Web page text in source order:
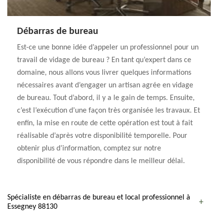
Débarras de bureau
Est-ce une bonne idée d’appeler un professionnel pour un
travail de vidage de bureau ? En tant qu’expert dans ce
domaine, nous allons vous livrer quelques informations
nécessaires avant d’engager un artisan agrée en vidage
de bureau. Tout d’abord, il y a le gain de temps. Ensuite,
c’est l’exécution d’une façon très organisée les travaux. Et
enfin, la mise en route de cette opération est tout à fait
réalisable d’après votre disponibilité temporelle. Pour
obtenir plus d’information, comptez sur notre
disponibilité de vous répondre dans le meilleur délai.
Spécialiste en débarras de bureau et local professionnel à
Essegney 88130